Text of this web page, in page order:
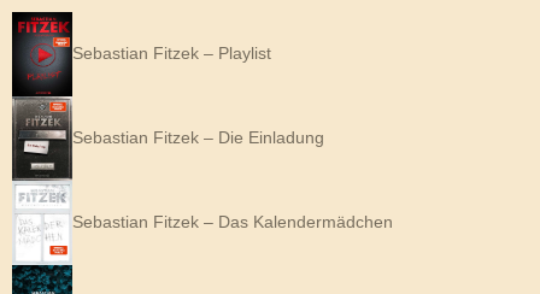
Sebastian Fitzek – Playlist
Sebastian Fitzek – Die Einladung
Sebastian Fitzek – Das Kalendermädchen